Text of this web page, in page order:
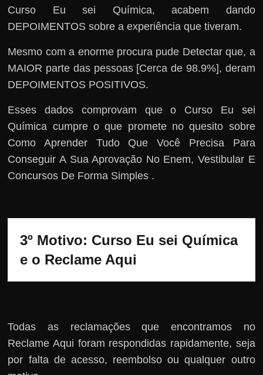
Curso Eu sei Química, acabem dando
DEPOIMENTOS sobre a experiência que tiveram.
Mesmo com a enorme procura pude Detectar que, a
MAIOR parte das pessoas [Cerca de 98.9%], deram
DEPOIMENTOS POSITIVOS.
Esses dados comprovam que o Curso Eu sei
Química cumpre o que promete no quesito sobre
Como Aprender Tudo Que Você Precisa Para
Conseguir A Sua Aprovação No Enem, Vestibular E
Concursos De Forma Simples .
3º Motivo: Curso Eu sei Química
e o Reclame Aqui
Todas as reclamações que encontramos no
Reclame Aqui foram respondidas rapidamente, seja
por falta de acesso, reembolso ou qualquer outro